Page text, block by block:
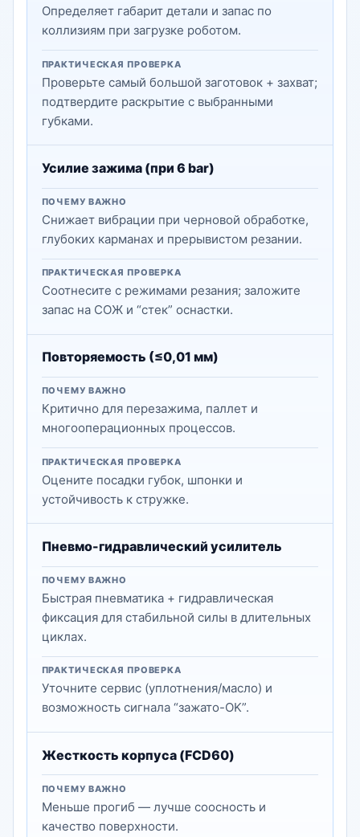
Определяет габарит детали и запас по
коллизиям при загрузке роботом.
ПРАКТИЧЕСКАЯ ПРОВЕРКА
Проверьте самый большой заготовок + захват;
подтвердите раскрытие с выбранными
губками.
Усилие зажима (при 6 bar)
ПОЧЕМУ ВАЖНО
Снижает вибрации при черновой обработке,
глубоких карманах и прерывистом резании.
ПРАКТИЧЕСКАЯ ПРОВЕРКА
Соотнесите с режимами резания; заложите
запас на СОЖ и “стек” оснастки.
Повторяемость (≤0,01 мм)
ПОЧЕМУ ВАЖНО
Критично для перезажима, паллет и
многооперационных процессов.
ПРАКТИЧЕСКАЯ ПРОВЕРКА
Оцените посадки губок, шпонки и
устойчивость к стружке.
Пневмо-гидравлический усилитель
ПОЧЕМУ ВАЖНО
Быстрая пневматика + гидравлическая
фиксация для стабильной силы в длительных
циклах.
ПРАКТИЧЕСКАЯ ПРОВЕРКА
Уточните сервис (уплотнения/масло) и
возможность сигнала “зажато-OK”.
Жесткость корпуса (FCD60)
ПОЧЕМУ ВАЖНО
Меньше прогиб — лучше соосность и
качество поверхности.